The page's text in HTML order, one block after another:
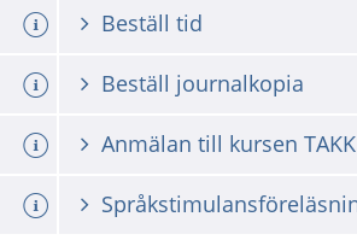
Beställ tid
Beställ journalkopia
Anmälan till kursen TAKK